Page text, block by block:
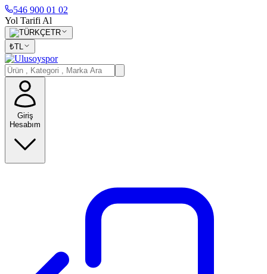
546 900 01 02
Yol Tarifi Al
TR
₺TL
Giriş
Hesabım